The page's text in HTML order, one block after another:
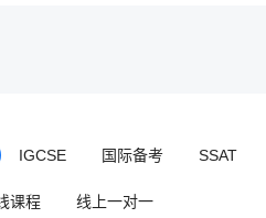
IGCSE 国际备考 SSAT
课程 线上一对一